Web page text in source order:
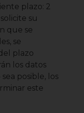
plazo: 2
su
que se
se
plazo
los datos
posible, los
este